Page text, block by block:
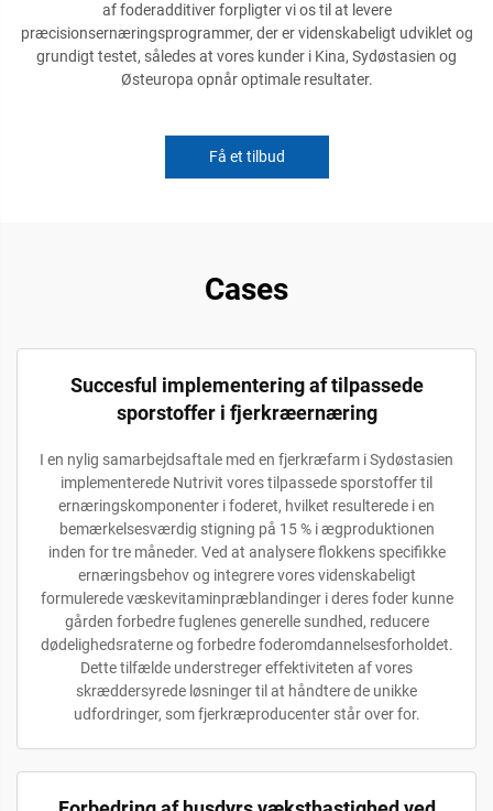
af foderadditiver forpligter vi os til at levere
præcisionsernæringsprogrammer, der er videnskabeligt udviklet og
grundigt testet, således at vores kunder i Kina, Sydøstasien og
Østeuropa opnår optimale resultater.
Få et tilbud
Cases
Succesful implementering af tilpassede
sporstoffer i fjerkræernæring
I en nylig samarbejdsaftale med en fjerkræfarm i Sydøstasien
implementerede Nutrivit vores tilpassede sporstoffer til
ernæringskomponenter i foderet, hvilket resulterede i en
bemærkelsesværdig stigning på 15 % i ægproduktionen
inden for tre måneder. Ved at analysere flokkens specifikke
ernæringsbehov og integrere vores videnskabeligt
formulerede væskevitaminpræblandinger i deres foder kunne
gården forbedre fuglenes generelle sundhed, reducere
dødelighedsraterne og forbedre foderomdannelsesforholdet.
Dette tilfælde understreger effektiviteten af vores
skræddersyrede løsninger til at håndtere de unikke
udfordringer, som fjerkræproducenter står over for.